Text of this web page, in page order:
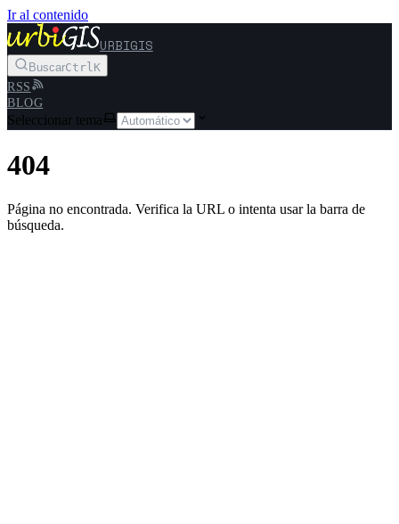
Ir al contenido
URBIGIS
BuscarCtrlK
RSS
BLOG
Seleccionar tema
404
Página no encontrada. Verifica la URL o intenta usar la barra de
búsqueda.